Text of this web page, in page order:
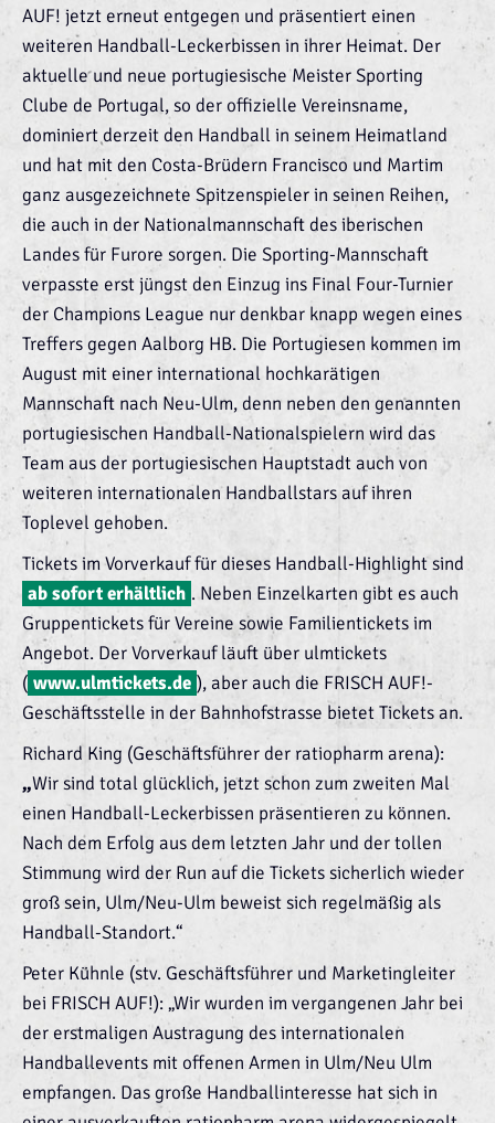
AUF! jetzt erneut entgegen und präsentiert einen
weiteren Handball-Leckerbissen in ihrer Heimat. Der
aktuelle und neue portugiesische Meister Sporting
Clube de Portugal, so der offizielle Vereinsname,
dominiert derzeit den Handball in seinem Heimatland
und hat mit den Costa-Brüdern Francisco und Martim
ganz ausgezeichnete Spitzenspieler in seinen Reihen,
die auch in der Nationalmannschaft des iberischen
Landes für Furore sorgen. Die Sporting-Mannschaft
verpasste erst jüngst den Einzug ins Final Four-Turnier
der Champions League nur denkbar knapp wegen eines
Treffers gegen Aalborg HB. Die Portugiesen kommen im
August mit einer international hochkarätigen
Mannschaft nach Neu-Ulm, denn neben den genannten
portugiesischen Handball-Nationalspielern wird das
Team aus der portugiesischen Hauptstadt auch von
weiteren internationalen Handballstars auf ihren
Toplevel gehoben.
Tickets im Vorverkauf für dieses Handball-Highlight sind
ab sofort erhältlich . Neben Einzelkarten gibt es auch
Gruppentickets für Vereine sowie Familientickets im
Angebot. Der Vorverkauf läuft über ulmtickets
( www.ulmtickets.de ), aber auch die FRISCH AUF!-
Geschäftsstelle in der Bahnhofstrasse bietet Tickets an.
Richard King (Geschäftsführer der ratiopharm arena):
„Wir sind total glücklich, jetzt schon zum zweiten Mal
einen Handball-Leckerbissen präsentieren zu können.
Nach dem Erfolg aus dem letzten Jahr und der tollen
Stimmung wird der Run auf die Tickets sicherlich wieder
groß sein, Ulm/Neu-Ulm beweist sich regelmäßig als
Handball-Standort.“
Peter Kühnle (stv. Geschäftsführer und Marketingleiter
bei FRISCH AUF!): „Wir wurden im vergangenen Jahr bei
der erstmaligen Austragung des internationalen
Handballevents mit offenen Armen in Ulm/Neu Ulm
empfangen. Das große Handballinteresse hat sich in